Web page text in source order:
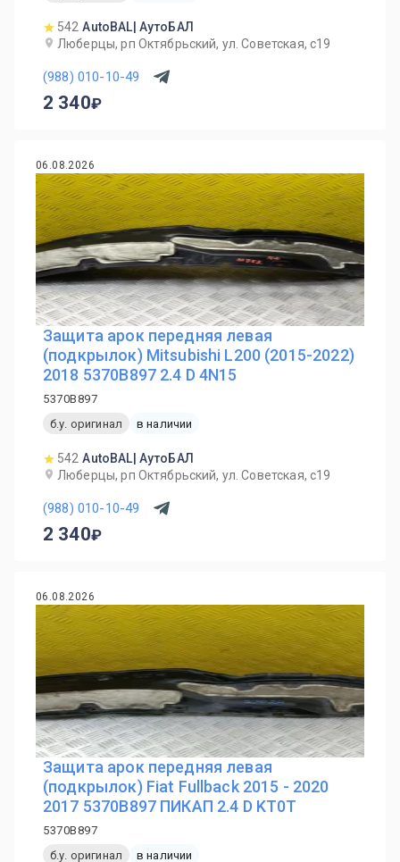
542 AutoBAL| АутоБАЛ
Люберцы, рп Октябрьский, ул. Советская, с19
(988) 010-10-49
2 340
06.08.2026
Защита арок передняя левая
(подкрылок) Mitsubishi L200 (2015-2022)
2018 5370B897 2.4 D 4N15
5370B897
б.у. оригинал
в наличии
542 AutoBAL| АутоБАЛ
Люберцы, рп Октябрьский, ул. Советская, с19
(988) 010-10-49
2 340
06.08.2026
Защита арок передняя левая
(подкрылок) Fiat Fullback 2015 - 2020
2017 5370B897 ПИКАП 2.4 D KT0T
5370B897
б.у. оригинал
в наличии